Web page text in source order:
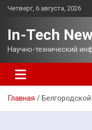
Перейти
Четверг, 6 августа, 2026
In-Tech
Научно-технический
Главная